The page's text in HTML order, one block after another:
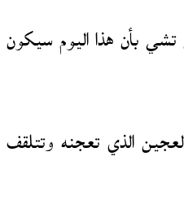
بأن هذا اليوم سيكون
تسحب يدها من العجين الذي تعجنه وتتلقف